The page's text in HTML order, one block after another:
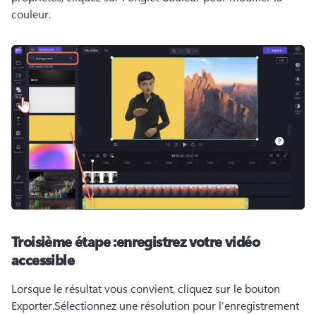
couleur.
Troisième étape :enregistrez votre vidéo
accessible
Lorsque le résultat vous convient, cliquez sur le bouton
Exporter.Sélectionnez une résolution pour l’enregistrement